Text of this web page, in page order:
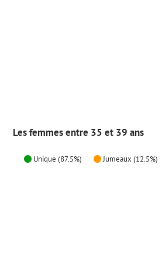
Les femmes entre 35 et 39 ans
Unique (87.5%) Jumeaux (12.5%)